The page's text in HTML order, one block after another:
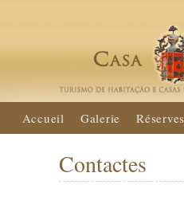
Accueil Galerie Réserves
Contactes